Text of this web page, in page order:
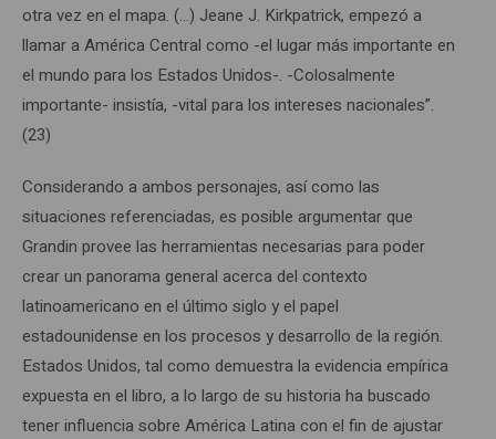
otra vez en el mapa. (…) Jeane J. Kirkpatrick, empezó a
llamar a América Central como -el lugar más importante en
el mundo para los Estados Unidos-. -Colosalmente
importante- insistía, -vital para los intereses nacionales”.
(23)
Considerando a ambos personajes, así como las
situaciones referenciadas, es posible argumentar que
Grandin provee las herramientas necesarias para poder
crear un panorama general acerca del contexto
latinoamericano en el último siglo y el papel
estadounidense en los procesos y desarrollo de la región.
Estados Unidos, tal como demuestra la evidencia empírica
expuesta en el libro, a lo largo de su historia ha buscado
tener influencia sobre América Latina con el fin de ajustar